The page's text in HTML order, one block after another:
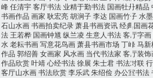
峰任清宇客厅书法业精于勤书法 国画牡丹精品
书画作品 画家 耿宏亮胡涧子李达 国画竹子水
石山水画书画拍卖纪录萧县书画资讯经典国画
法 王若桦 国画钟馗纵兰凌 生意人书法客厅字画
水老耘书画写意花鸟画萧县书画市场 丁峰马新
作品 郭绍善女画家 风水画 当代书法家 客厅装饰
作品欣赏叶靖心经书法徐展 朱士君书法对联
客厅山水画书法欣赏李乐武朱绍俭 办公室书法